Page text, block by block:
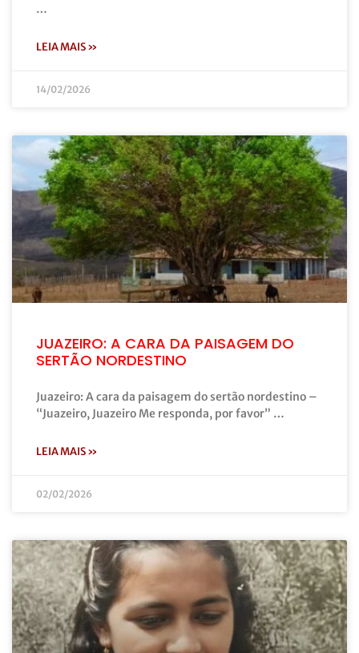
…
LEIA MAIS »
14/02/2026
JUAZEIRO: A CARA DA PAISAGEM DO
SERTÃO NORDESTINO
Juazeiro: A cara da paisagem do sertão nordestino –
“Juazeiro, Juazeiro Me responda, por favor” …
LEIA MAIS »
02/02/2026